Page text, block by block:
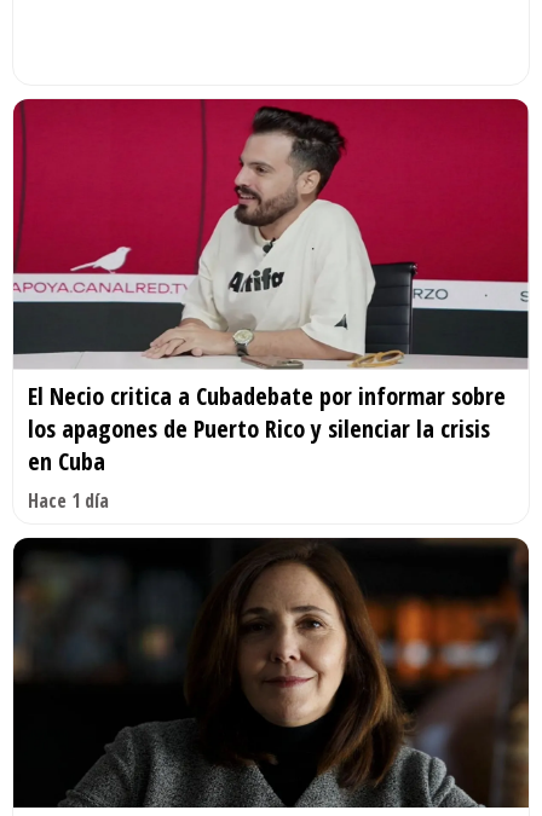
El Necio critica a Cubadebate por informar sobre
los apagones de Puerto Rico y silenciar la crisis
en Cuba
Hace 1 día